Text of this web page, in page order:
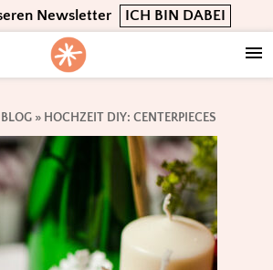
Newsletter ICH BIN DABEI
BLOG» HOCHZEIT DIY: CENTERPIECES